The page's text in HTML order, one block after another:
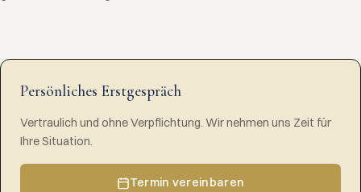
Persönliches Erstgespräch
Vertraulich und ohne Verpflichtung. Wir nehmen uns Zeit für
Ihre Situation.
Termin vereinbaren